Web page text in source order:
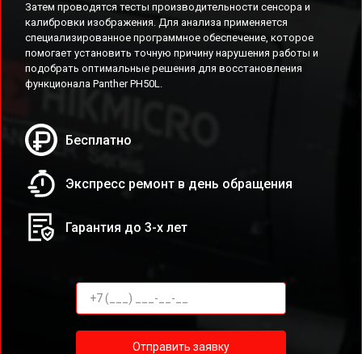
Затем проводятся тесты производительности сенсора и
калибровки изображения. Для анализа применяется
специализированное программное обеспечение, которое
помогает установить точную причину нарушения работы и
подобрать оптимальные решения для восстановления
функционала Panther PH50L.
Бесплатно
Экспресс ремонт в день обращения
Гарантия до 3-х лет
Отправить заявку